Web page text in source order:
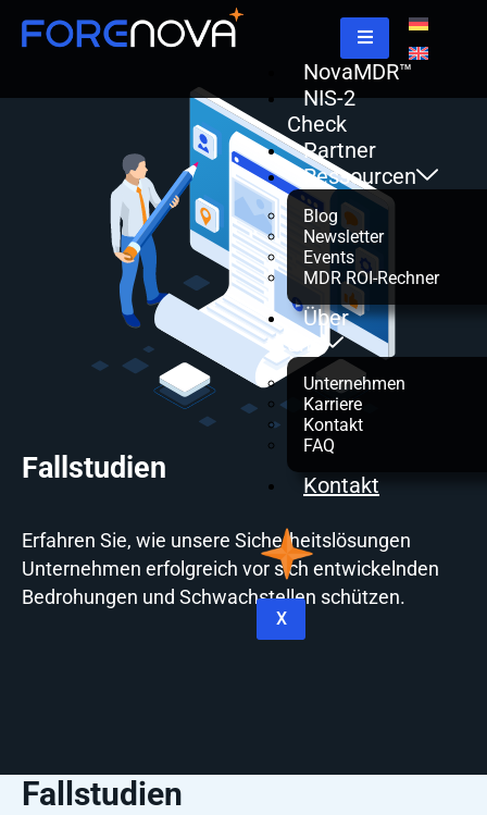
NovaMDR™
NIS-2
Check
Partner
Ressourcen
Blog
Newsletter
Events
MDR ROI-Rechner
Über
uns
Unternehmen
Karriere
Kontakt
FAQ
Kontakt
X
Fallstudien
Erfahren Sie, wie unsere Sicherheitslösungen
Unternehmen erfolgreich vor sich entwickelnden
Bedrohungen und Schwachstellen schützen.
Fallstudien